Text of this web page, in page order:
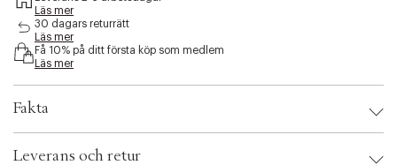
e
s
s
i
i
l
t
y
Läs mer
30 dagars returrätt
Läs mer
Få 10% på ditt första köp som medlem
Läs mer
Fakta
EAN: 5711938028459
Leverans och retur